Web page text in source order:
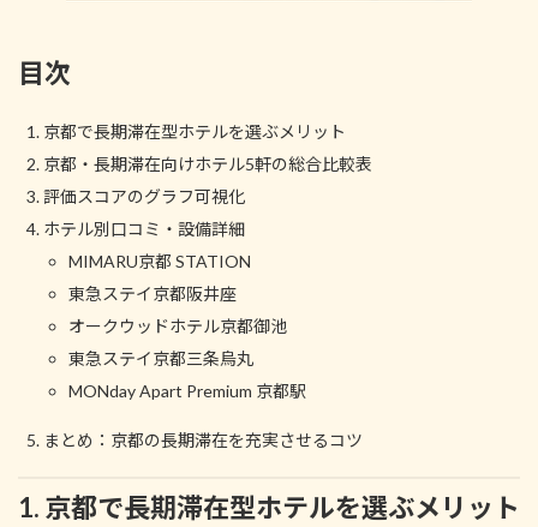
目次
京都で長期滞在型ホテルを選ぶメリット
京都・長期滞在向けホテル5軒の総合比較表
評価スコアのグラフ可視化
ホテル別口コミ・設備詳細
MIMARU京都 STATION
東急ステイ京都阪井座
オークウッドホテル京都御池
東急ステイ京都三条烏丸
MONday Apart Premium 京都駅
まとめ：京都の長期滞在を充実させるコツ
1. 京都で長期滞在型ホテルを選ぶメリット